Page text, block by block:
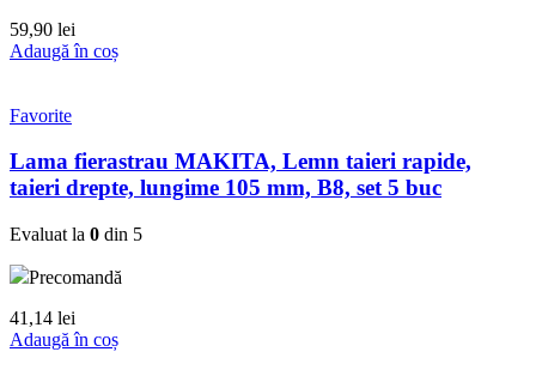
59,90 lei
Adaugă în coș
Favorite
Lama fierastrau MAKITA, Lemn taieri rapide,
taieri drepte, lungime 105 mm, B8, set 5 buc
Evaluat la 0 din 5
Precomandă
41,14 lei
Adaugă în coș